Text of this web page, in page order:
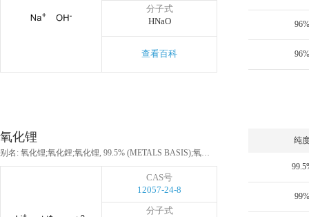
分子式
HNaO
查看百科
96%
96%
氧化锂
别名: 氧化锂;氧化鋰;氧化锂, 99.5% (METALS BASIS);氧化锂(订作1周);氧化锂 (METALS BASIS)
CAS号
12057-24-8
分子式
纯
99%